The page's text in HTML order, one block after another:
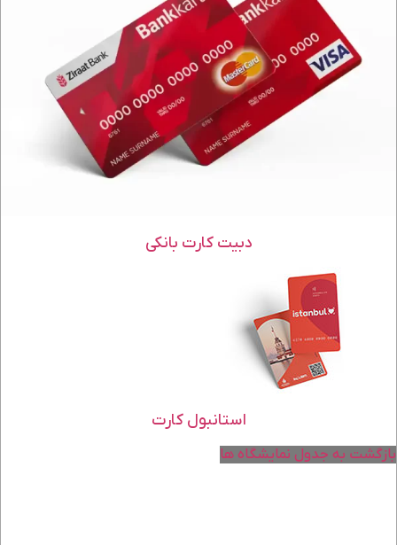
دبیت کارت بانکی
استانبول کارت
بازگشت به جدول نمایشگاه ها